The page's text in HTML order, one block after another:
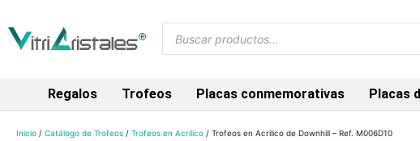
Regalos Trofeos Placas conmemorativas Placas
Inicio / Catálogo de Trofeos / Trofeos en Acrilico / Trofeos en Acrilico de Downhill – Ref. M006D10